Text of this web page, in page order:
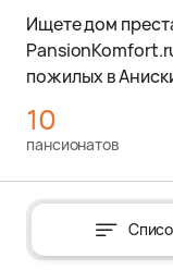
Ищете дом
пожилых в
10
пансионатов